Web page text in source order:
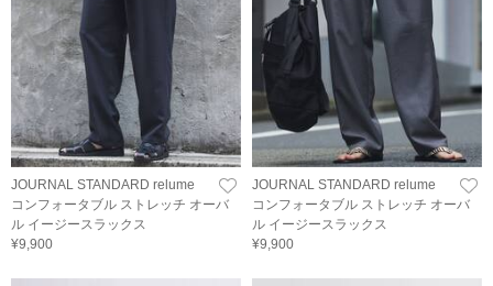
JOURNAL STANDARD relume
コンフォータブル ストレッチ オーバ
ル イージースラックス
¥9,900
JOURNAL STANDARD relume
コンフォータブル ストレッチ オーバ
ル イージースラックス
¥9,900